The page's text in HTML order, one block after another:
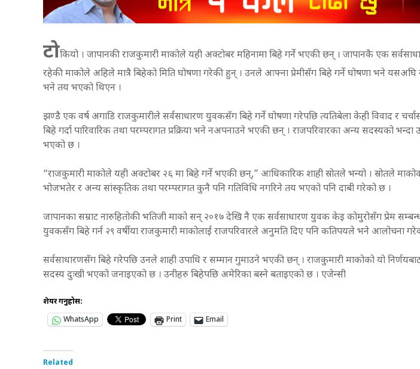
टोकियो । जापानकी राजकुमारी माकोले यही अक्टोबर महिनामा बिहे गर्ने भएकी छन् । जापानकै एक
रहेकी माकोले अहिले मात्रै बिहेको मिति घोषणा गरेकी हुन् । उनले आफ्ना प्रेमीसँग बिहे गर्ने घोषणा भने यसअघि
भने तय भएको थिएन ।
झण्डै एक वर्ष अगाडि राजकुमारीले सर्वसाधारण युवकसँग बिहे गर्ने घोषणा गरेपछि त्यतिबेला केही विवाद र
बिहे गर्दा पारिवारिक तथा परम्परागत प्रक्रिया भने नअपनाउने भएकी छन् । राजपरिवारका अन्य सदस्यको
भएको छ ।
“राजकुमारी माकोले यही अक्टोबर २६ मा बिहे गर्ने भएकी छन्,” आधिकारिक शाही स्रोतले भन्यो । स्रोतले
भोजभतेर र अन्य सांस्कृतिक तथा परम्परागत कुनै पनि गतिविधि नगरिने तय भएको पनि दाबी गरेको छ ।
जापानका सम्राट नारुहितोकी भतिजी माको सन् २०१७ देखि नै एक सर्वसाधारण युवक केइ कोमुरोसँग प्रेम
युवकसँग बिहे गर्न २९ वर्षीया राजकुमारी माकोलाई राजपरिवारले अनुमति दिए पनि कतिपयले भने आलोचना
सर्वसाधारणसँग बिहे गरेपछि उनले शाही उपाधि र सम्मान गुमाउने भएकी छन् । राजकुमारी माकोको यो
सदस्य दुःखी भएको जनाइएको छ । उनीहरु बिहेपछि अमेरिका बस्ने बताइएको छ । एजेन्सी
शेयर गर्नुहोस:
WhatsApp
Print Email
Related